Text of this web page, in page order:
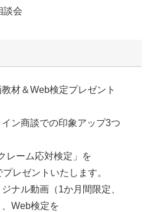
会
材＆Web検定プレゼント
ン商談での印象アップ3つ
レーム応対検定」を
レゼントいたします。
ナル動画（1か月間限定、
Web検定を